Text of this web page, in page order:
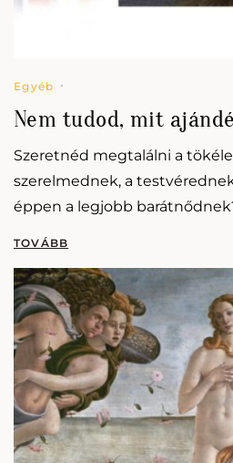
Egyéb
Nem tudod, mit
Szeretnéd megtalálni a
szerelmednek, a
éppen a legjobb